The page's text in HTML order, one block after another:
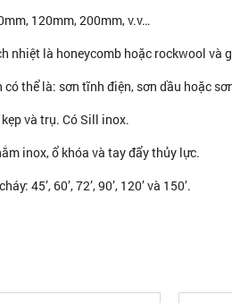
120mm, 200mm, v.v…
nhiệt là honeycomb hoặc rockwool và
thể là: sơn tĩnh điện, sơn dầu hoặc
và trụ. Có Sill inox.
inox, ổ khóa và tay đẩy thủy lực.
45’, 60’, 72’, 90’, 120’ và 150’.